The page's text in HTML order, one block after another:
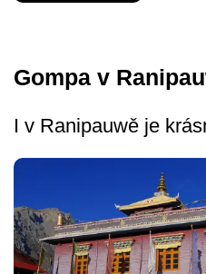
Gompa v
I v Ranipauwě je